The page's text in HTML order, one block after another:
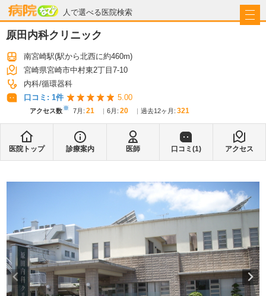
人で選べる医院検索
病院なび
原田内科クリニック
南宮崎駅(駅から北西に約460m)
宮崎県宮崎市中村東2丁目7-10
内科 循環器科
口コミ: 1件 5.00
アクセス数※ 7月 : 21 6月 : 20 過去12ヶ月: 321
医院トップ 診療案内 医師 口コミ(1) アクセス